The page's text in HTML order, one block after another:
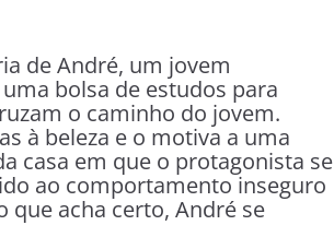
de André, um jovem
bolsa de estudos para
o caminho do jovem.
à beleza e o motiva a uma
casa em que o protagonista se
ao comportamento inseguro
que acha certo, André se